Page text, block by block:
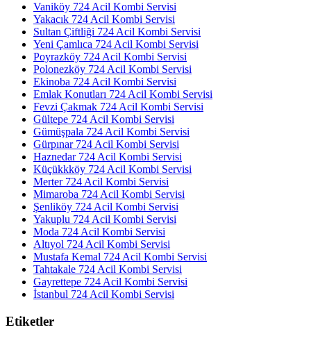
Vaniköy 724 Acil Kombi Servisi
Yakacık 724 Acil Kombi Servisi
Sultan Çiftliği 724 Acil Kombi Servisi
Yeni Çamlıca 724 Acil Kombi Servisi
Poyrazköy 724 Acil Kombi Servisi
Polonezköy 724 Acil Kombi Servisi
Ekinoba 724 Acil Kombi Servisi
Emlak Konutları 724 Acil Kombi Servisi
Fevzi Çakmak 724 Acil Kombi Servisi
Gültepe 724 Acil Kombi Servisi
Gümüşpala 724 Acil Kombi Servisi
Gürpınar 724 Acil Kombi Servisi
Haznedar 724 Acil Kombi Servisi
Küçükkköy 724 Acil Kombi Servisi
Merter 724 Acil Kombi Servisi
Mimaroba 724 Acil Kombi Servisi
Şenliköy 724 Acil Kombi Servisi
Yakuplu 724 Acil Kombi Servisi
Moda 724 Acil Kombi Servisi
Altıyol 724 Acil Kombi Servisi
Mustafa Kemal 724 Acil Kombi Servisi
Tahtakale 724 Acil Kombi Servisi
Gayrettepe 724 Acil Kombi Servisi
İstanbul 724 Acil Kombi Servisi
Etiketler